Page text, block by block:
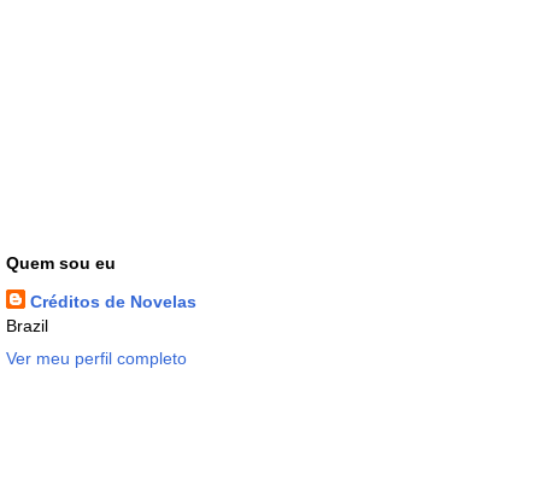
Quem sou eu
Créditos de Novelas
Brazil
Ver meu perfil completo